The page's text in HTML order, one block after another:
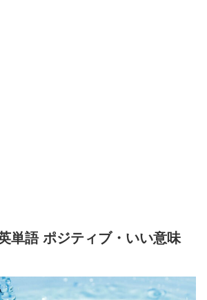
単語 ポジティブ・いい意味